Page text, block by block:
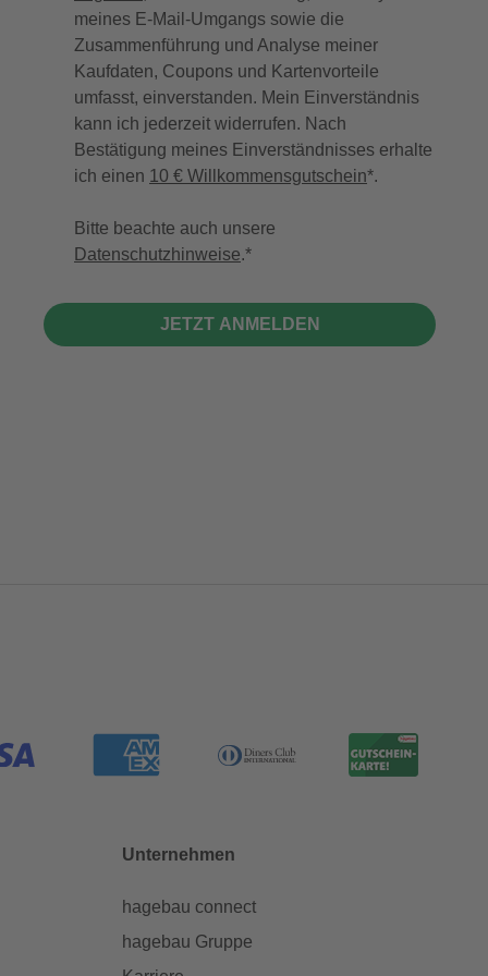
meines E-Mail-Umgangs sowie die
Zusammenführung und Analyse meiner
Kaufdaten, Coupons und Kartenvorteile
umfasst, einverstanden. Mein Einverständnis
kann ich jederzeit widerrufen. Nach
Bestätigung meines Einverständnisses erhalte
ich einen 10 € Willkommensgutschein*.
Bitte beachte auch unsere
Datenschutzhinweise.
JETZT ANMELDEN
Unternehmen
hagebau connect
hagebau Gruppe